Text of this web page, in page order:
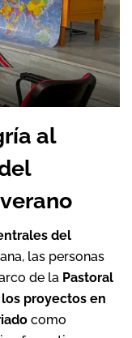
al
del
las personas
de la Pastoral
proyectos en
como